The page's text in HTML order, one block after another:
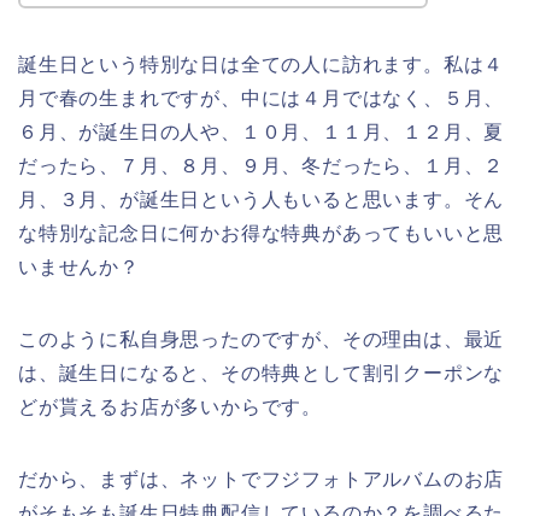
誕生日という特別な日は全ての人に訪れます。私は４
月で春の生まれですが、中には４月ではなく、５月、
６月、が誕生日の人や、１０月、１１月、１２月、夏
だったら、７月、８月、９月、冬だったら、１月、２
月、３月、が誕生日という人もいると思います。そん
な特別な記念日に何かお得な特典があってもいいと思
いませんか？
このように私自身思ったのですが、その理由は、最近
は、誕生日になると、その特典として割引クーポンな
どが貰えるお店が多いからです。
だから、まずは、ネットでフジフォトアルバムのお店